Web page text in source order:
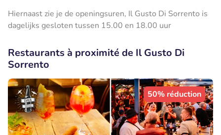
Hiernaast zie je de openingsuren, ​Il Gusto Di Sorrento is
dagelijks gesloten tussen 15.00 en 18.00 uur
Restaurants à proximité de Il Gusto Di
Sorrento
50% réduction